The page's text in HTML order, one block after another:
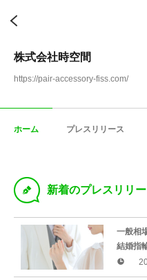
株式会社時空間
https://pair-accessory-fiss.com/
ホーム プレスリリース
D 新着のプレスリリ
一般相
結婚指